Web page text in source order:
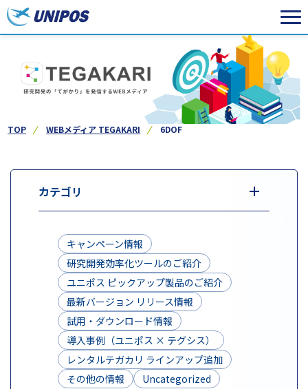
TOP WEBメディア TEGAKARI 6DOF
カテゴリ
キャンペーン情報
研究開発効率化ツールのご紹介
ユニポス ピックアップ製品のご紹介
最新バージョン リリース情報
試用・ダウンロード情報
導入事例（ユニポス × テグシス）
レンタルテガカリ ラインアップ追加
その他の情報
Uncategorized